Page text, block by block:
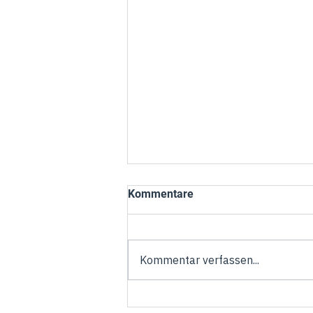
Kommentare
Kommentar verfassen...